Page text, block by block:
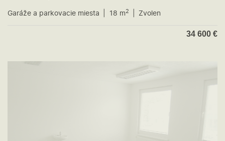
Garáže a parkovacie miesta
18 m2 Zvolen
34 600 €